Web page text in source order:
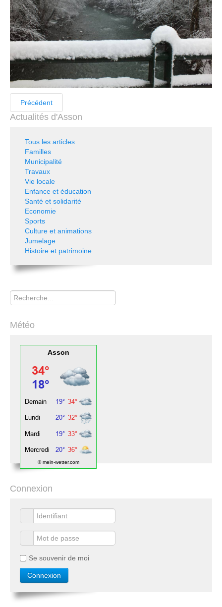
Précédent
Actualités d'Asson
Tous les articles
Familles
Municipalité
Travaux
Vie locale
Enfance et éducation
Santé et solidarité
Economie
Sports
Culture et animations
Jumelage
Histoire et patrimoine
Rechercher
Météo
Asson
© mein-wetter.com
Connexion
Se souvenir de moi